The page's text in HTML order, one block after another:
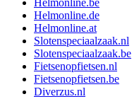
Helmonline.be
Helmonline.de
Helmonline.at
Slotenspeciaalzaak.nl
Slotenspeciaalzaak.be
Fietsenopfietsen.nl
Fietsenopfietsen.be
Diverzus.nl